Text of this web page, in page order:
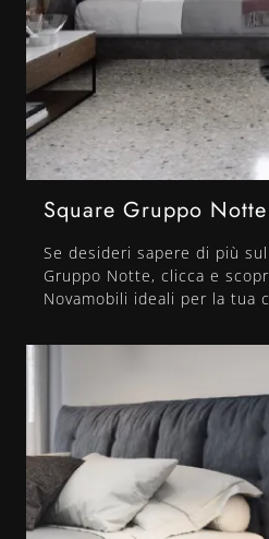
Square Gruppo Notte
Se desideri sapere di più
Gruppo Notte, clicca e
Novamobili ideali per la tua